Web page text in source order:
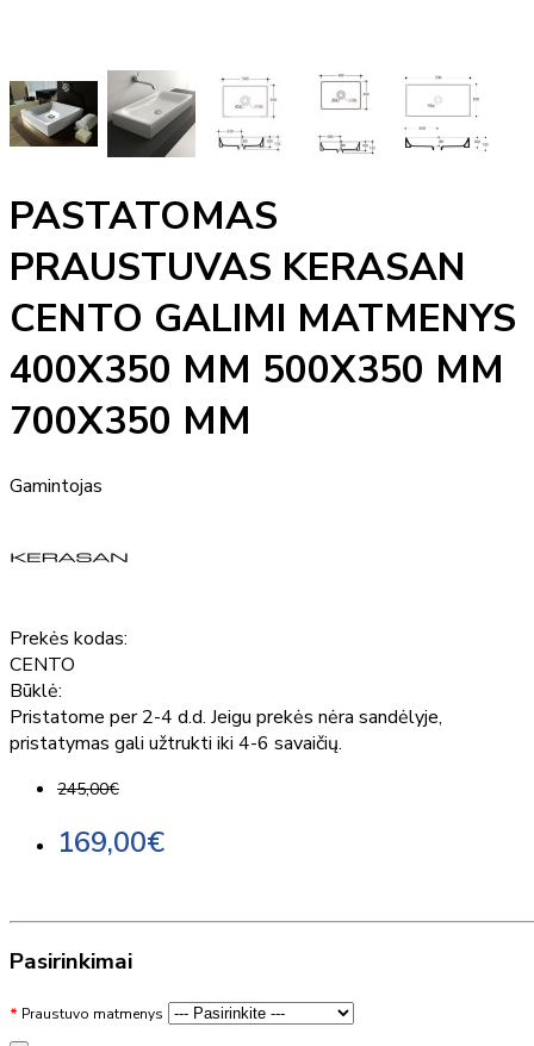
PASTATOMAS
PRAUSTUVAS KERASAN
CENTO GALIMI MATMENYS
400X350 MM 500X350 MM
700X350 MM
Gamintojas
Prekės kodas:
CENTO
Būklė:
Pristatome per 2-4 d.d. Jeigu prekės nėra sandėlyje,
pristatymas gali užtrukti iki 4-6 savaičių.
245,00€
169,00€
Pasirinkimai
Praustuvo matmenys